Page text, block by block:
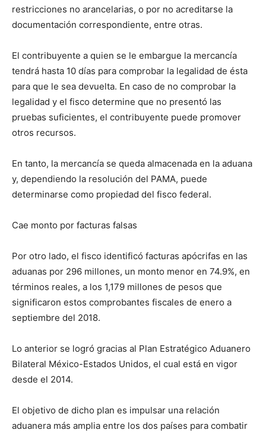
restricciones no arancelarias, o por no acreditarse la
documentación correspondiente, entre otras.
El contribuyente a quien se le embargue la mercancía
tendrá hasta 10 días para comprobar la legalidad de ésta
para que le sea devuelta. En caso de no comprobar la
legalidad y el fisco determine que no presentó las
pruebas suficientes, el contribuyente puede promover
otros recursos.
En tanto, la mercancía se queda almacenada en la aduana
y, dependiendo la resolución del PAMA, puede
determinarse como propiedad del fisco federal.
Cae monto por facturas falsas
Por otro lado, el fisco identificó facturas apócrifas en las
aduanas por 296 millones, un monto menor en 74.9%, en
términos reales, a los 1,179 millones de pesos que
significaron estos comprobantes fiscales de enero a
septiembre del 2018.
Lo anterior se logró gracias al Plan Estratégico Aduanero
Bilateral México-Estados Unidos, el cual está en vigor
desde el 2014.
El objetivo de dicho plan es impulsar una relación
aduanera más amplia entre los dos países para combatir